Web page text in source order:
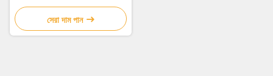
কম্পোজিট প্যানেল
সেরা দাম পান